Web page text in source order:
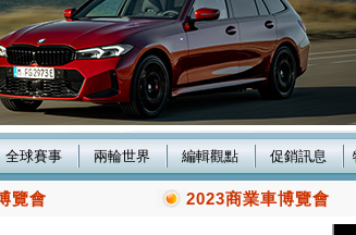
全球賽事 兩輪世界 編輯觀點 促銷訊息
覽會 2023商業車博覽會